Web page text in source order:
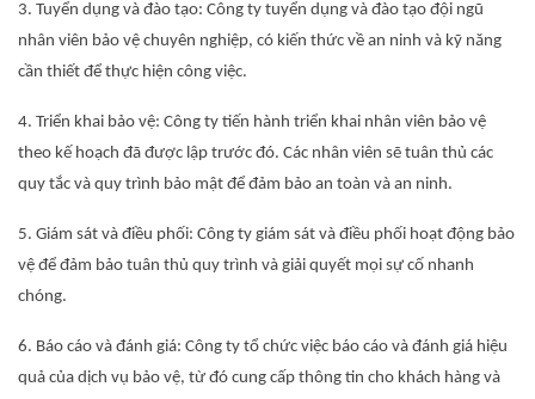
3. Tuyển dụng và đào tạo: Công ty tuyển dụng và đào tạo đội ngũ
nhân viên bảo vệ chuyên nghiệp, có kiến thức về an ninh và kỹ năng
cần thiết để thực hiện công việc.
4. Triển khai bảo vệ: Công ty tiến hành triển khai nhân viên bảo vệ
theo kế hoạch đã được lập trước đó. Các nhân viên sẽ tuân thủ các
quy tắc và quy trình bảo mật để đảm bảo an toàn và an ninh.
5. Giám sát và điều phối: Công ty giám sát và điều phối hoạt động bảo
vệ để đảm bảo tuân thủ quy trình và giải quyết mọi sự cố nhanh
chóng.
6. Báo cáo và đánh giá: Công ty tổ chức việc báo cáo và đánh giá hiệu
quả của dịch vụ bảo vệ, từ đó cung cấp thông tin cho khách hàng và